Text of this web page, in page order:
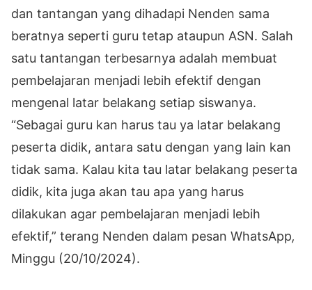
dan tantangan yang dihadapi Nenden sama
beratnya seperti guru tetap ataupun ASN. Salah
satu tantangan terbesarnya adalah membuat
pembelajaran menjadi lebih efektif dengan
mengenal latar belakang setiap siswanya.
“Sebagai guru kan harus tau ya latar belakang
peserta didik, antara satu dengan yang lain kan
tidak sama. Kalau kita tau latar belakang peserta
didik, kita juga akan tau apa yang harus
dilakukan agar pembelajaran menjadi lebih
efektif,” terang Nenden dalam pesan WhatsApp,
Minggu (20/10/2024).